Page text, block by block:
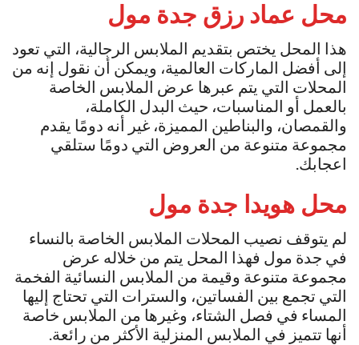
محل عماد رزق جدة مول
هذا المحل يختص بتقديم الملابس الرجالية، التي تعود
إلى أفضل الماركات العالمية، ويمكن أن نقول إنه من
المحلات التي يتم عبرها عرض الملابس الخاصة
بالعمل أو المناسبات، حيث البدل الكاملة،
والقمصان، والبناطين المميزة، غير أنه دومًا يقدم
مجموعة متنوعة من العروض التي دومًا ستلقي
اعجابك.
محل هويدا جدة مول
لم يتوقف نصيب المحلات الملابس الخاصة بالنساء
في جدة مول فهذا المحل يتم من خلاله عرض
مجموعة متنوعة وقيمة من الملابس النسائية الفخمة
التي تجمع بين الفساتين، والسترات التي تحتاج إليها
المساء في فصل الشتاء، وغيرها من الملابس خاصة
أنها تتميز في الملابس المنزلية الأكثر من رائعة.